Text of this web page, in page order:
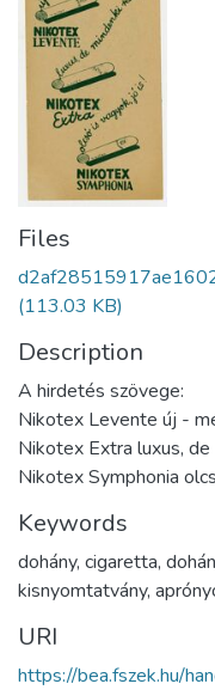
Files
(113.03 KB)
Description
A hirdetés szövege:
Nikotex Levente új -
Nikotex Extra luxus,
Nikotex Symphonia
Keywords
dohány, cigaretta,
kisnyomtatvány,
URI
https://bea.fszek.hu/